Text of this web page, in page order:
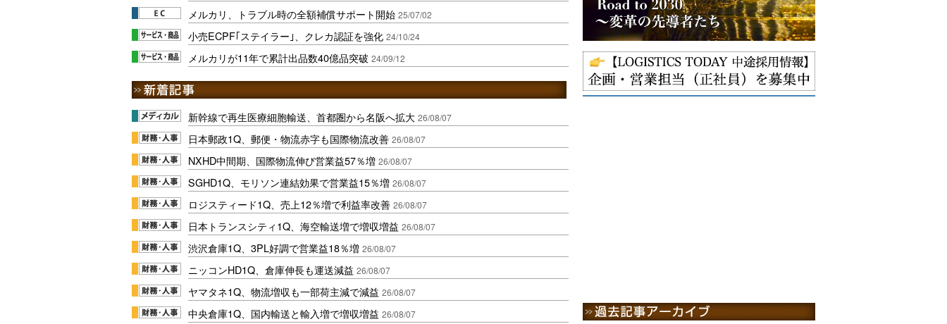
メルカリ、トラブル時の全額補償サポート開始 25/07/02
小売ECPF｢ステイラー｣、クレカ認証を強化 24/10/24
メルカリが11年で累計出品数40億品突破 24/09/12
新幹線で再生医療細胞輸送、首都圏から名阪へ拡大 26/08/07
日本郵政1Q、郵便・物流赤字も国際物流改善 26/08/07
NXHD中間期、国際物流伸び営業益57％増 26/08/07
SGHD1Q、モリソン連結効果で営業益15％増 26/08/07
ロジスティード1Q、売上12％増で利益率改善 26/08/07
日本トランスシティ1Q、海空輸送増で増収増益 26/08/07
渋沢倉庫1Q、3PL好調で営業益18％増 26/08/07
ニッコンHD1Q、倉庫伸長も運送減益 26/08/07
ヤマタネ1Q、物流増収も一部荷主減で減益 26/08/07
中央倉庫1Q、国内輸送と輸入増で増収増益 26/08/07